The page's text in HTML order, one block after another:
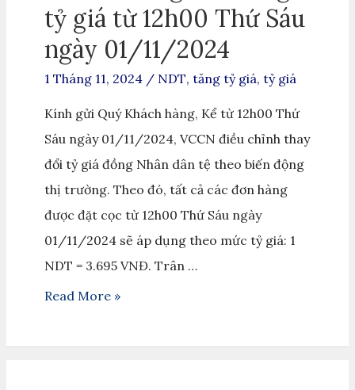
tỷ giá từ 12h00 Thứ Sáu
ngày 01/11/2024
1 Tháng 11, 2024 / NDT,tăng tỷ giá,tỷ giá
Kính gửi Quý Khách hàng, Kể từ 12h00 Thứ
Sáu ngày 01/11/2024, VCCN điều chỉnh thay
đổi tỷ giá đồng Nhân dân tệ theo biến động
thị trường. Theo đó, tất cả các đơn hàng
được đặt cọc từ 12h00 Thứ Sáu ngày
01/11/2024 sẽ áp dụng theo mức tỷ giá: 1
NDT = 3.695 VNĐ. Trân …
Read More »